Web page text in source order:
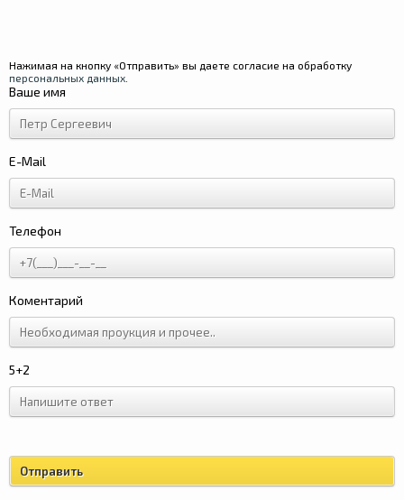
Ваше имя
E-Mail
Телефон
Коментарий
5+2
Нажимая на кнопку «Отправить» вы даете согласие на обработку
персональных данных